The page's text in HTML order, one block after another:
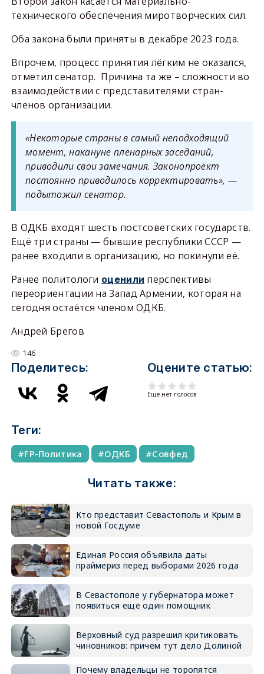
технического обеспечения миротворческих сил.
Оба закона были приняты в декабре 2023 года.
Впрочем, процесс принятия лёгким не оказался,
отметил сенатор. Причина та же – сложности во
взаимодействии с представителями стран-
членов организации.
«Некоторые страны в самый неподходящий
момент, накануне пленарных заседаний,
приводили свои замечания. Законопроект
постоянно приводилось корректировать», —
подытожил сенатор.
В ОДКБ входят шесть постсоветских государств.
Ещё три страны — бывшие республики СССР —
ранее входили в организацию, но покинули её.
Ранее политологи оценили перспективы
переориентации на Запад Армении, которая на
сегодня остаётся членом ОДКБ.
Андрей Брегов
146
Поделитесь: Оцените статью:
Еще нет голосов
Теги:
FP-Политика ОДКБ Совфед
Читать также:
Кто представит Севастополь и Крым в
новой Госдуме
Единая Россия объявила даты
праймериз перед выборами 2026 года
В Севастополе у губернатора может
появиться ещё один помощник
Верховный суд разрешил критиковать
чиновников: причём тут дело Долиной
Почему владельцы не торопятся